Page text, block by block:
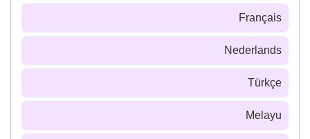
Français
Nederlands
Türkçe
Melayu